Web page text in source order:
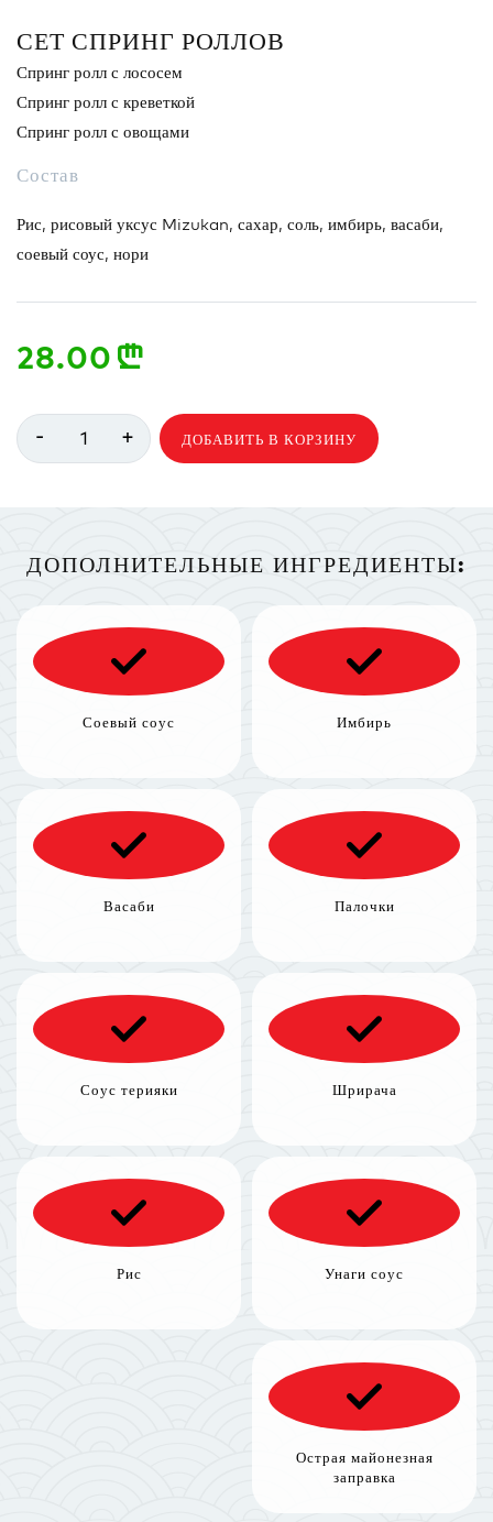
СЕТ СПРИНГ РОЛЛОВ
Спринг ролл с лососем
Спринг ролл с креветкой
Спринг ролл с овощами
Состав
Рис, рисовый уксус Mizukan, сахар, соль, имбирь, васаби,
соевый соус, нори
28.00 n
- 1 + ДОБАВИТЬ В КОРЗИНУ
ДОПОЛНИТЕЛЬНЫЕ ИНГРЕДИЕНТЫ:
Соевый соус Имбирь
Васаби Палочки
Соус терияки Шрирача
Рис Унаги соус
Острая майонезная
заправка